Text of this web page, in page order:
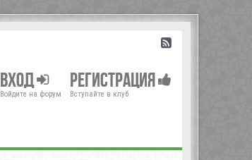
Вход
Войдите на форум
Регистрация
Вступайте в клуб